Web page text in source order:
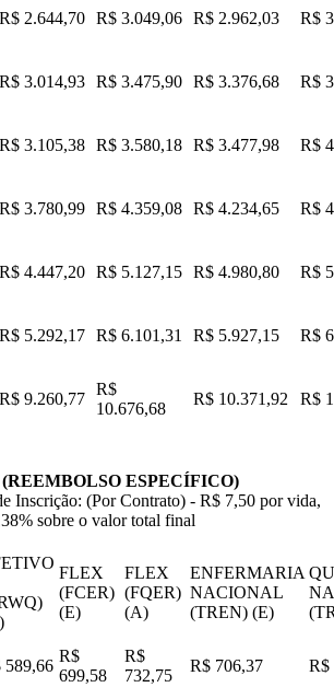
R$ 2.644,70 R$ 3.049,06 R$ 2.962,03 R$
R$ 3.014,93 R$ 3.475,90 R$ 3.376,68 R$
R$ 3.105,38 R$ 3.580,18 R$ 3.477,98 R$
R$ 3.780,99 R$ 4.359,08 R$ 4.234,65 R$
R$ 4.447,20 R$ 5.127,15 R$ 4.980,80 R$
R$ 5.292,17 R$ 6.101,31 R$ 5.927,15 R$
R$ 9.260,77
R$
10.676,68
R$ 10.371,92 R$
ESPECÍFICO)
Inscrição: (Por Contrato) - R$ 7,50 por vida,
sobre o valor total final
FLEX
(FCER)
(E)
FLEX
(FQER)
(A)
ENFERMARIA
NACIONAL
(TREN) (E)
589,66
R$
699,58
R$
732,75
R$ 706,37 R$